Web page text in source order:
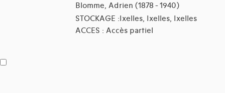
Blomme, Adrien (1878 - 1940)
STOCKAGE :Ixelles, Ixelles, Ixelles
ACCES : Accès partiel